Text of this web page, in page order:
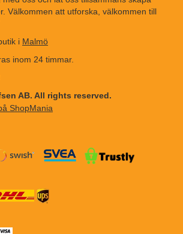
Välkommen att utforska, välkommen till
i Malmö
inom 24 timmar.
AB. All rights reserved.